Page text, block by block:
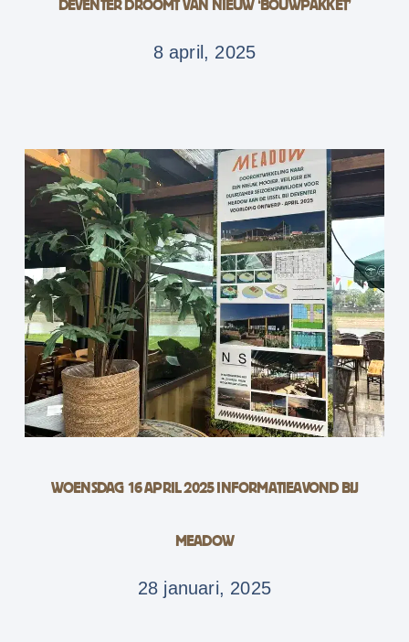
DEVENTER DROOMT VAN NIEUW ‘BOUWPAKKET’
8 april, 2025
WOENSDAG 16 APRIL 2025 INFORMATIEAVOND BIJ
MEADOW
28 januari, 2025